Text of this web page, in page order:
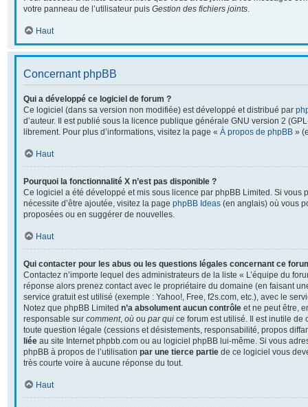
votre panneau de l’utilisateur puis Gestion des fichiers joints.
Haut
Concernant phpBB
Qui a développé ce logiciel de forum ?
Ce logiciel (dans sa version non modifiée) est développé et distribué par
d’auteur. Il est publié sous la licence publique générale GNU version 2
librement. Pour plus d’informations, visitez la page « À propos de phpBB »
Haut
Pourquoi la fonctionnalité X n’est pas disponible ?
Ce logiciel a été développé et mis sous licence par phpBB Limited. Si vous
nécessite d’être ajoutée, visitez la page phpBB Ideas (en anglais) où vous
proposées ou en suggérer de nouvelles.
Haut
Qui contacter pour les abus ou les questions légales concernant ce
Contactez n’importe lequel des administrateurs de la liste « L’équipe du
réponse alors prenez contact avec le propriétaire du domaine (en faisant
service gratuit est utilisé (exemple : Yahoo!, Free, f2s.com, etc.), avec le
Notez que phpBB Limited n’a absolument aucun contrôle et ne peut être,
responsable sur comment, où ou par qui ce forum est utilisé. Il est inutile de
toute question légale (cessions et désistements, responsabilité, propos
liée au site Internet phpbb.com ou au logiciel phpBB lui-même. Si vous
phpBB à propos de l’utilisation par une tierce partie de ce logiciel vous
très courte voire à aucune réponse du tout.
Haut